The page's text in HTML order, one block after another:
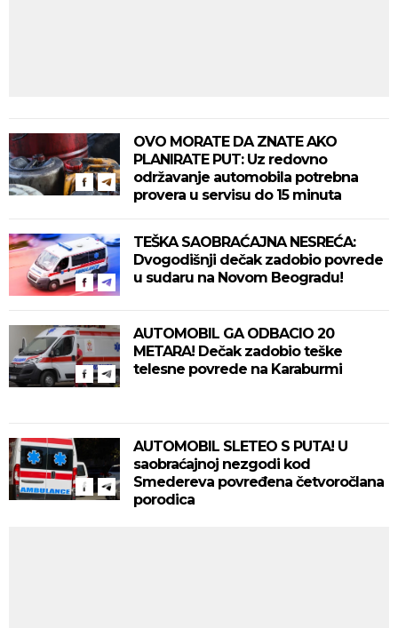
OVO MORATE DA ZNATE AKO
PLANIRATE PUT: Uz redovno
održavanje automobila potrebna
provera u servisu do 15 minuta
TEŠKA SAOBRAĆAJNA NESREĆA:
Dvogodišnji dečak zadobio povrede
u sudaru na Novom Beogradu!
AUTOMOBIL GA ODBACIO 20
METARA! Dečak zadobio teške
telesne povrede na Karaburmi
AUTOMOBIL SLETEO S PUTA! U
saobraćajnoj nezgodi kod
Smedereva povređena četvoročlana
porodica